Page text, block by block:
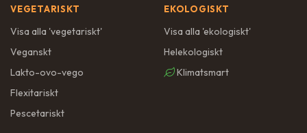
VEGETARISKT
Visa alla 'vegetariskt'
Veganskt
Lakto-ovo-vego
Flexitariskt
Pescetariskt
EKOLOGISKT
Visa alla 'ekologiskt'
Helekologiskt
Klimatsmart